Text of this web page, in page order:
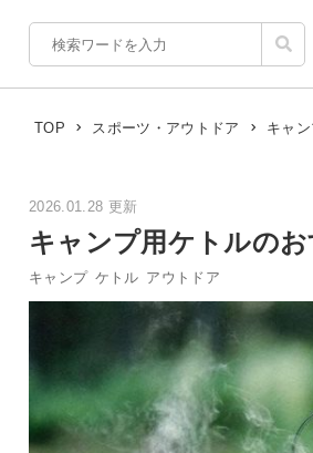
TOP スポーツ・アウトドア キャ
2026.01.28 更新
キャンプ用ケトルの
キャンプ ケトル アウトドア